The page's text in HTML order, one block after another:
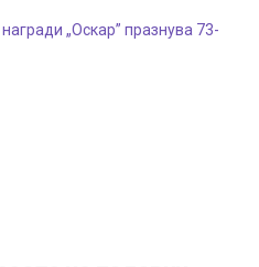
„Оскар” празнува 73-